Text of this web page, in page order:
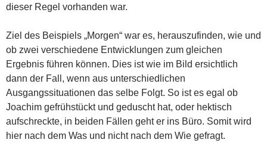
dieser Regel vorhanden war.
Ziel des Beispiels „Morgen“ war es, herauszufinden, wie und
ob zwei verschiedene Entwicklungen zum gleichen
Ergebnis führen können. Dies ist wie im Bild ersichtlich
dann der Fall, wenn aus unterschiedlichen
Ausgangssituationen das selbe Folgt. So ist es egal ob
Joachim gefrühstückt und geduscht hat, oder hektisch
aufschreckte, in beiden Fällen geht er ins Büro. Somit wird
hier nach dem Was und nicht nach dem Wie gefragt.